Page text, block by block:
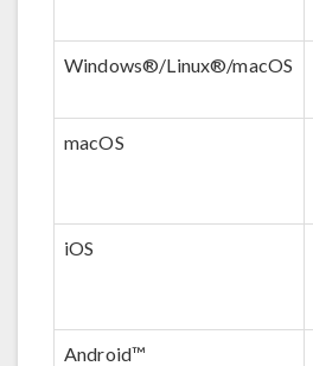
Windows®/Linux®/macOS
macOS
iOS
Android™